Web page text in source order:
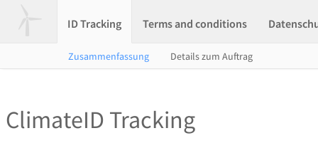
ID Tracking Terms and conditions
Zusammenfassung Details zum Auftrag
ClimateID Tracking